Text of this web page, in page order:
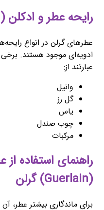
رایحه عطر و ادکلن (Guerlain) گرلن
عطرهای گرلن در انواع
ادویه‌ای موجود هستند.
عبارتند از:
وانیل
گل رز
یاس
چوب صندل
مرکبات
راهنمای استفاده از
(Guerlain) گرلن
برای ماندگاری بیشتر عطر،